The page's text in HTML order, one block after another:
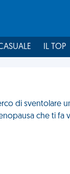
IL TOP
di sventolare
che ti fa